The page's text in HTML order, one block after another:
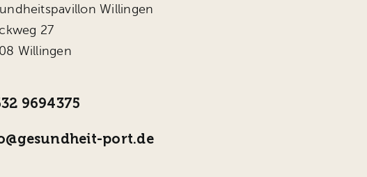
Willingen
27
Willingen
9694375
port.de